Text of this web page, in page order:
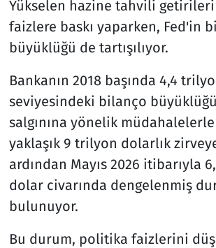
Yükselen hazine tahvili
faizlere baskı yaparken, Fed'in
büyüklüğü de tartışılıyor.
Bankanın 2018 başında 4,4
seviyesindeki bilanço
salgınına yönelik müdahalelerle
yaklaşık 9 trilyon dolarlık
ardından Mayıs 2026 itibarıyla
dolar civarında dengelenmiş
bulunuyor.
Bu durum, politika faizlerini